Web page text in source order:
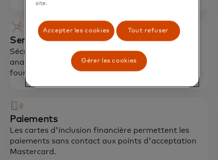
Service de données
Sécurisez la gestion des données grâce à des
analyses de données agrégées et anonymisées qui
fournissent des informations essentielles.
Paiements
Les cartes d'inclusion financière permettent les
paiements sans contact aux points d'acceptation
Mastercard.
site.
Accepter les cookies Tout refuser
Gérer les cookies